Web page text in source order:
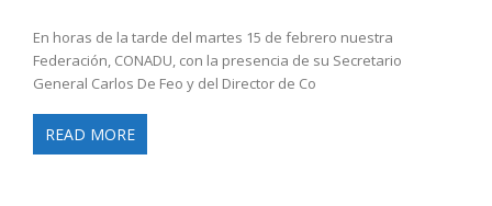
En horas de la tarde del martes 15 de febrero nuestra
Federación, CONADU, con la presencia de su Secretario
General Carlos De Feo y del Director de Co
READ MORE